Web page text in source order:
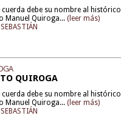
cuerda debe su nombre al histórico
Manuel Quiroga...(leer más)
QUIROGA
cuerda debe su nombre al histórico
Manuel Quiroga...(leer más)